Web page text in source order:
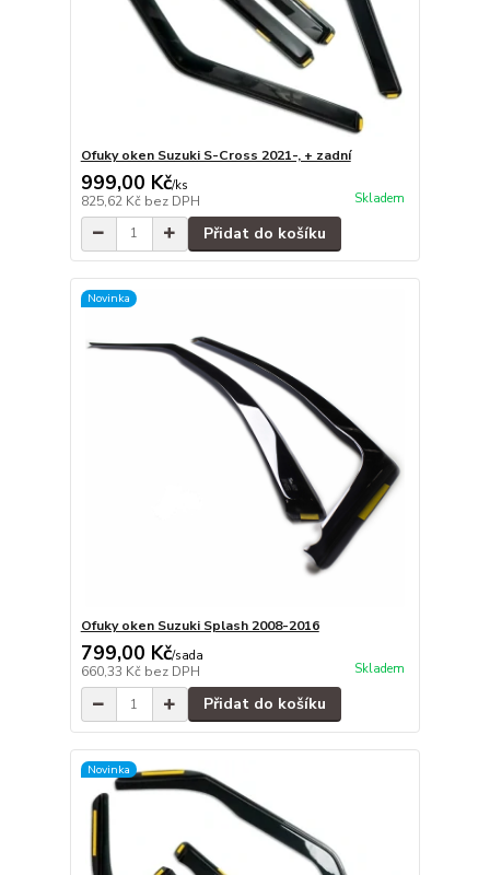
Ofuky oken Suzuki S-Cross 2021-, + zadní
999,00 Kč/ks
825,62 Kč bez DPH Skladem
Přidat do košíku
Novinka
Ofuky oken Suzuki Splash 2008-2016
799,00 Kč/sada
660,33 Kč bez DPH Skladem
Přidat do košíku
Novinka